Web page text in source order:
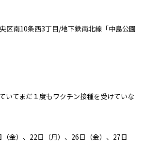
区南10条西3丁目/地下鉄南北線「中島公園
いてまだ１度もワクチン接種を受けていな
金）、22日（月）、26日（金）、27日